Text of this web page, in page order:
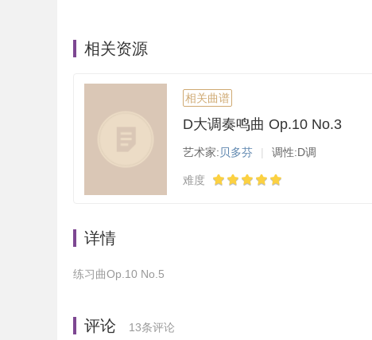
相关资源
相关曲谱
D大调奏鸣曲 Op.10 No.3
艺术家:贝多芬 | 调性:D调
难度
详情
练习曲Op.10 No.5
评论 13条评论